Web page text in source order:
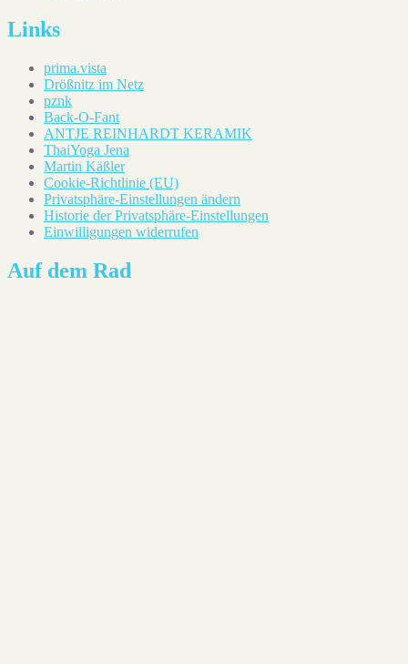
Links
prima.vista
Drößnitz im Netz
pznk
Back-O-Fant
ANTJE REINHARDT KERAMIK
ThaiYoga Jena
Martin Käßler
Cookie-Richtlinie (EU)
Privatsphäre-Einstellungen ändern
Historie der Privatsphäre-Einstellungen
Einwilligungen widerrufen
Auf dem Rad